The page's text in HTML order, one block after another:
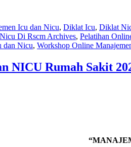
Icu dan Nicu, Diklat Icu, Diklat
Di Rscm Archives, Pelatihan
dan Nicu, Workshop Online
NICU Rumah Sakit